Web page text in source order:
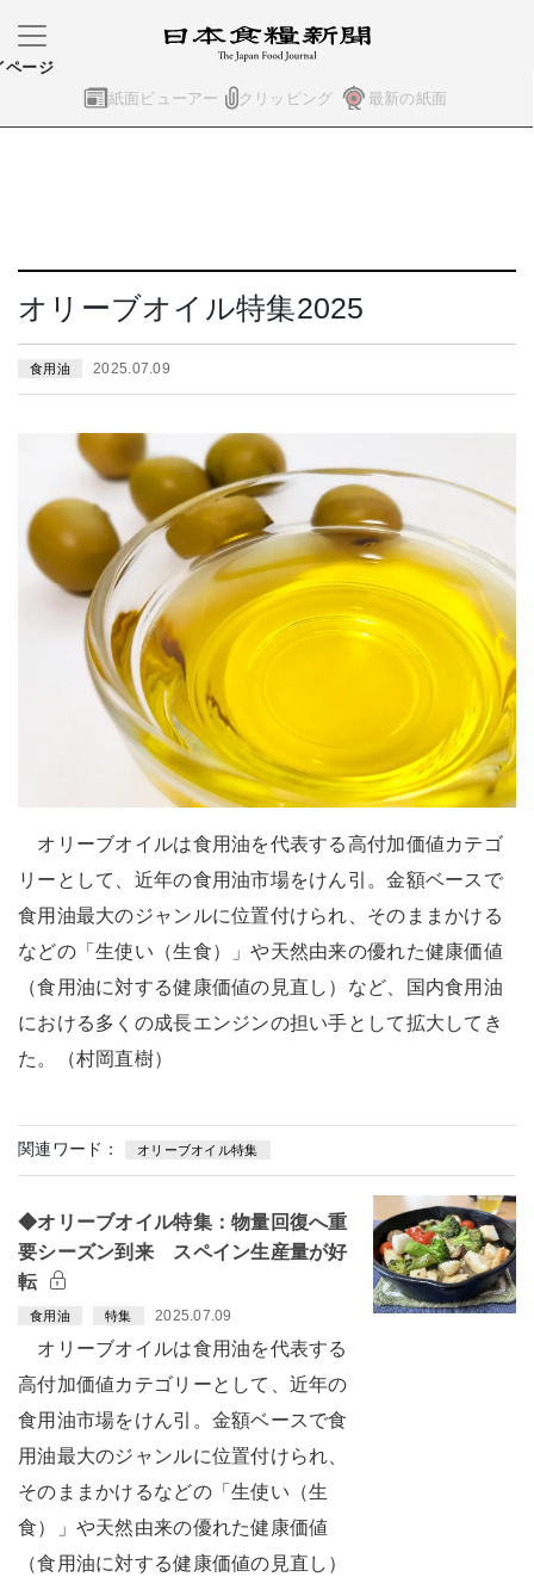
紙面ビューアー クリッピング 最新の紙面
ページ
オリーブオイル特集2025
食用油 2025.07.09
オリーブオイルは食用油を代表する高付加価値カテゴ
リーとして、近年の食用油市場をけん引。金額ベースで
食用油最大のジャンルに位置付けられ、そのままかける
などの「生使い（生食）」や天然由来の優れた健康価値
（食用油に対する健康価値の見直し）など、国内食用油
における多くの成長エンジンの担い手として拡大してき
た。（村岡直樹）
関連ワード： オリーブオイル特集
◆オリーブオイル特集：物量回復へ重
要シーズン到来 スペイン生産量が好
転
食用油 特集 2025.07.09
オリーブオイルは食用油を代表する
高付加価値カテゴリーとして、近年の
食用油市場をけん引。金額ベースで食
用油最大のジャンルに位置付けられ、
そのままかけるなどの「生使い（生
食）」や天然由来の優れた健康価値
（食用油に対する健康価値の見直し）